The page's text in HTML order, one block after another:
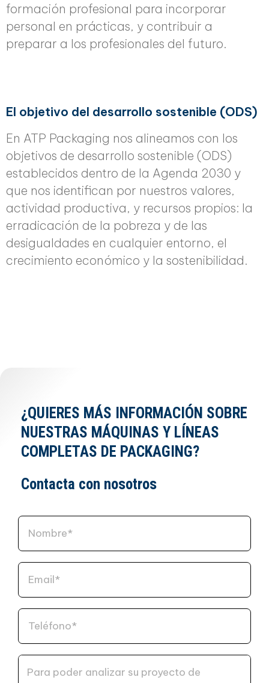
formación profesional para incorporar
personal en prácticas, y contribuir a
preparar a los profesionales del futuro.
El objetivo del desarrollo sostenible (ODS)
En ATP Packaging nos alineamos con los
objetivos de desarrollo sostenible (ODS)
establecidos dentro de la Agenda 2030 y
que nos identifican por nuestros valores,
actividad productiva, y recursos propios: la
erradicación de la pobreza y de las
desigualdades en cualquier entorno, el
crecimiento económico y la sostenibilidad.
¿QUIERES MÁS INFORMACIÓN SOBRE
NUESTRAS MÁQUINAS Y LÍNEAS
COMPLETAS DE PACKAGING?
Contacta con nosotros